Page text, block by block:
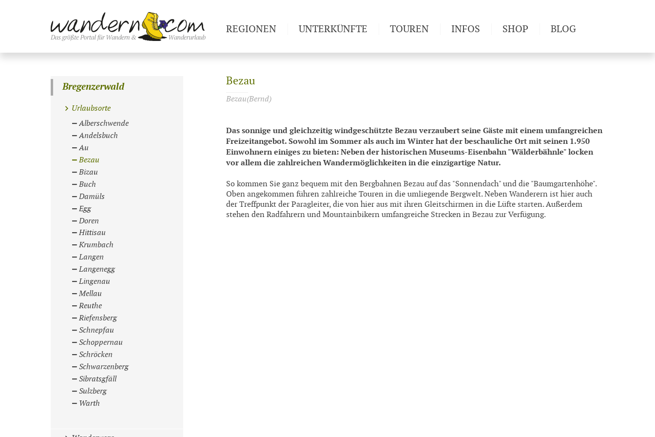
Bezau
Bezau(Bernd)
Das sonnige und gleichzeitig windgeschützte Bezau verzaubert seine Gäste mit einem umfangreichen
Freizeitangebot. Sowohl im Sommer als auch im Winter hat der beschauliche Ort mit seinen 1.950
Einwohnern einiges zu bieten: Neben der historischen Museums-Eisenbahn "Wälderbähnle" locken
vor allem die zahlreichen Wandermöglichkeiten in die einzigartige Natur.
So kommen Sie ganz bequem mit den Bergbahnen Bezau auf das "Sonnendach" und die "Baumgartenhöhe".
Oben angekommen führen zahlreiche Touren in die umliegende Bergwelt. Neben Wanderern ist hier auch
der Treffpunkt der Paragleiter, die von hier aus mit ihren Gleitschirmen in die Lüfte starten. Außerdem
stehen den Radfahrern und Mountainbikern umfangreiche Strecken in Bezau zur Verfügung.
Bregenzerwald
Urlaubsorte
Alberschwende
Andelsbuch
Au
Bezau
Bizau
Buch
Damüls
Egg
Doren
Hittisau
Krumbach
Langen
Langenegg
Lingenau
Mellau
Reuthe
Riefensberg
Schnepfau
Schoppernau
Schröcken
Schwarzenberg
Sibratsgfäll
Sulzberg
Warth
REGIONEN UNTERKÜNFTE TOUREN INFOS
Newsletter
SHOP BLOG